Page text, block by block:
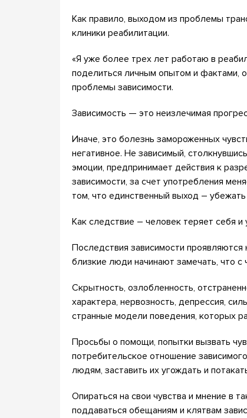
Как правило, выходом из проблемы
клиники реабилитации.
«Я уже более трех лет работаю в
поделиться личным опытом и фактами,
проблемы зависимости.
Зависимость — это неизлечимая
Иначе, это болезнь замороженных
негативное. Не зависимый,
эмоции, предпринимает действия к
зависимости, за счет употребления
том, что единственный выход – убежать
Как следствие – человек теряет себя
Последствия зависимости
близкие люди начинают замечать, что
Скрытность, озлобленность,
характера, нервозность, депрессия,
странные модели поведения, которых
Просьбы о помощи, попытки вызвать
потребительское отношение
людям, заставить их угождать и
Опираться на свои чувства и мнение в
поддаваться обещаниям и клятвам